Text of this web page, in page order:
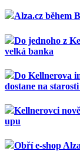
Alza.cz během
Do jednoho z
velká banka
Do Kellnerova
dostane na
Kellnerovci
upu
Obří e-shop